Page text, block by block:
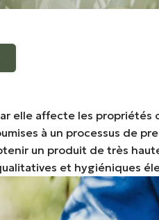
elle affecte les
à un processus de
un produit de très
et hygiéniques